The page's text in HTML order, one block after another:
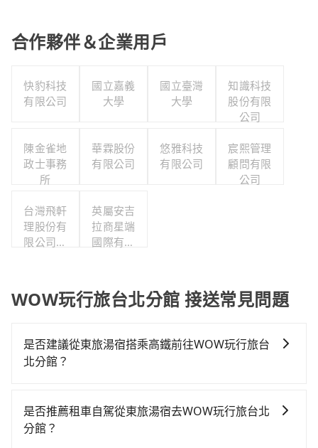
合作夥伴＆企業用戶
快豹科技
有限公司
國立嘉義
大學
國立臺灣
大學
知識科技
股份有限
公司
陳金雀地
政士事務
所
華霖股份
有限公司
悠雅科技
有限公司
宸熙管理
顧問有限
公司
台灣飛軒
理股份有
限公司職
英屬安吉
拉商星端
國際有限
WOW玩行旅台北分館 接送常見問題
是否建議從東旅湯宿搭乘高鐵前往WOW玩行旅台
北分館？
便宜、費時、轉車麻煩，且難叫計程車前往高鐵站！從
最早06:15一直到22:50，南港-台北一天最多有101班次
是否推薦租車自駕從東旅湯宿去WOW玩行旅台北
分館？